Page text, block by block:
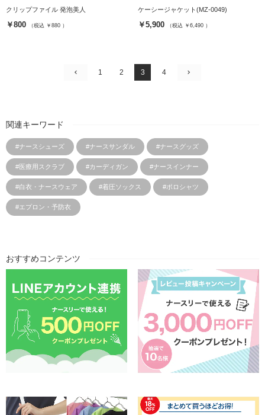
クリップファイル 発泡美人
￥800 （税込 ￥880 ）
ケーシージャケット(MZ-0049)
￥5,900 （税込 ￥6,490 ）
1 2 3 4
関連キーワード
#ナースシューズ #ナースサンダル #ナースグッズ
#医療用スクラブ #カーディガン #ナースインナー
#白衣・ナースウェア #着圧ソックス #ポロシャツ
#エプロン・予防衣
おすすめコンテンツ